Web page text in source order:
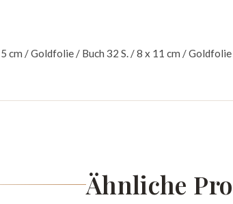
cm / Goldfolie / Buch 32 S. / 8 x 11 cm / Goldfolie
Ähnliche